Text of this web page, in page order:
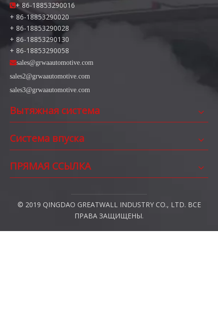
+ 86-18853290016
+ 86-18853290020
+ 86-18853290028
+ 86-18853290130
+ 86-18853290058
sales@grwaautomotive.com
sales2@grwaautomotive.com
sales3@grwaautomotive.com
Вытяжная система
Система впуска
ПРЯМАЯ ССЫЛКА
© 2019 QINGDAO GREATWALL INDUSTRY CO., LTD. ВСЕ
ПРАВА ЗАЩИЩЕНЫ.